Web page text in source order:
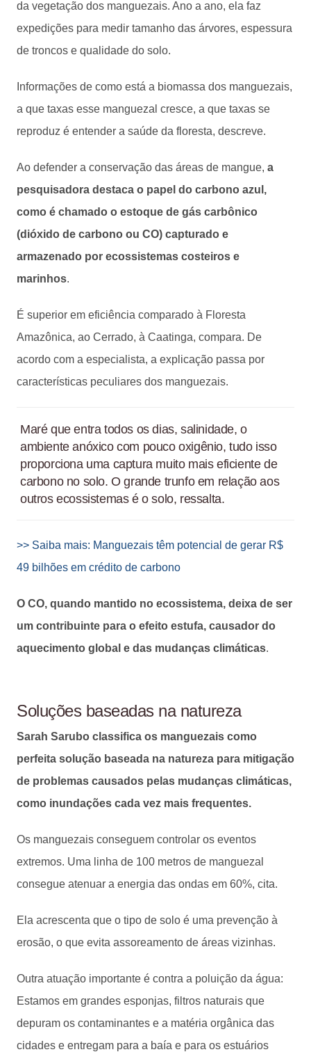
da vegetação dos manguezais. Ano a ano, ela faz
expedições para medir tamanho das árvores, espessura
de troncos e qualidade do solo.
Informações de como está a biomassa dos manguezais,
a que taxas esse manguezal cresce, a que taxas se
reproduz é entender a saúde da floresta, descreve.
Ao defender a conservação das áreas de mangue, a
pesquisadora destaca o papel do carbono azul,
como é chamado o estoque de gás carbônico
(dióxido de carbono ou CO) capturado e
armazenado por ecossistemas costeiros e
marinhos.
É superior em eficiência comparado à Floresta
Amazônica, ao Cerrado, à Caatinga, compara. De
acordo com a especialista, a explicação passa por
características peculiares dos manguezais.
Maré que entra todos os dias, salinidade, o
ambiente anóxico com pouco oxigênio, tudo isso
proporciona uma captura muito mais eficiente de
carbono no solo. O grande trunfo em relação aos
outros ecossistemas é o solo, ressalta.
>> Saiba mais: Manguezais têm potencial de gerar R$
49 bilhões em crédito de carbono
O CO, quando mantido no ecossistema, deixa de ser
um contribuinte para o efeito estufa, causador do
aquecimento global e das mudanças climáticas.
Soluções baseadas na natureza
Sarah Sarubo classifica os manguezais como
perfeita solução baseada na natureza para mitigação
de problemas causados pelas mudanças climáticas,
como inundações cada vez mais frequentes.
Os manguezais conseguem controlar os eventos
extremos. Uma linha de 100 metros de manguezal
consegue atenuar a energia das ondas em 60%, cita.
Ela acrescenta que o tipo de solo é uma prevenção à
erosão, o que evita assoreamento de áreas vizinhas.
Outra atuação importante é contra a poluição da água:
Estamos em grandes esponjas, filtros naturais que
depuram os contaminantes e a matéria orgânica das
cidades e entregam para a baía e para os estuários